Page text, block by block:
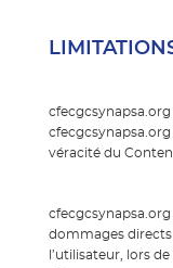
cfecgcsynapsa.org
véracité du
dommages
l’utilisateur, lors